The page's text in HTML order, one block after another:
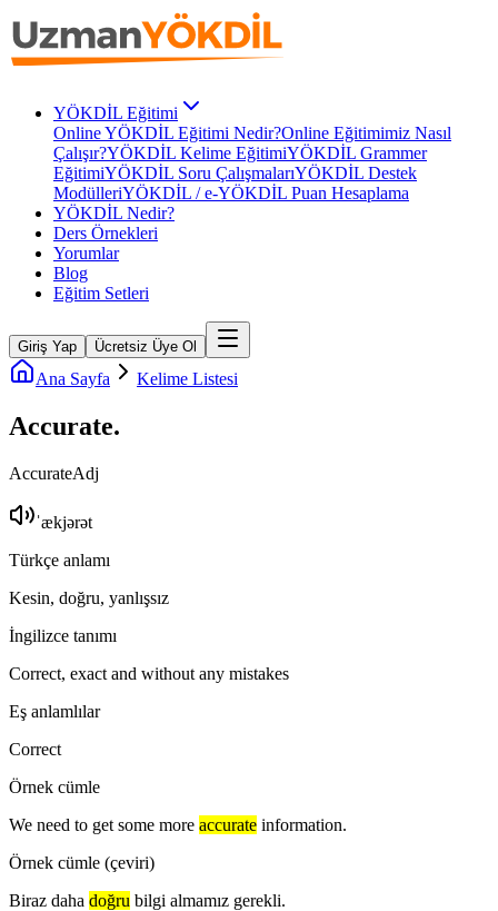
YÖKDİL Eğitimi
Online YÖKDİL Eğitimi Nedir?Online Eğitimimiz Nasıl
Çalışır?YÖKDİL Kelime EğitimiYÖKDİL Grammer
EğitimiYÖKDİL Soru ÇalışmalarıYÖKDİL Destek
ModülleriYÖKDİL / e-YÖKDİL Puan Hesaplama
YÖKDİL Nedir?
Ders Örnekleri
Yorumlar
Blog
Eğitim Setleri
Giriş Yap Ücretsiz Üye Ol
Ana Sayfa Kelime Listesi
Accurate.
AccurateAdj
ˈækjərət
Türkçe anlamı
Kesin, doğru, yanlışsız
İngilizce tanımı
Correct, exact and without any mistakes
Eş anlamlılar
Correct
Örnek cümle
We need to get some more accurate information.
Örnek cümle (çeviri)
Biraz daha doğru bilgi almamız gerekli.